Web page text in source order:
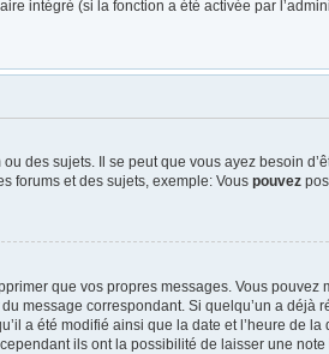
intégré (si la fonction a été activée par
des sujets. Il se peut que vous ayez besoin
forums et des sujets, exemple: Vous pouvez
que vos propres messages. Vous
du message correspondant. Si quelqu’un a déjà
a été modifié ainsi que la date et l’heure de
ils ont la possibilité de laisser une